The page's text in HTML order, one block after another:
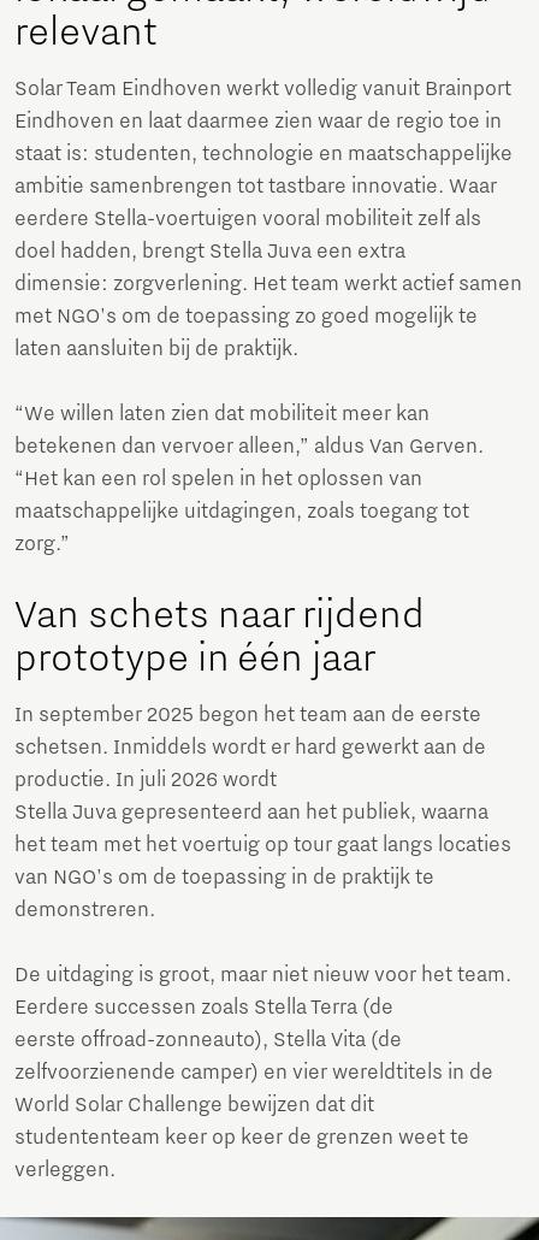
relevant
Solar Team Eindhoven werkt volledig vanuit Brainport
Eindhoven en laat daarmee zien waar de regio toe in
staat is: studenten, technologie en maatschappelijke
ambitie samenbrengen tot tastbare innovatie. Waar
eerdere Stella-voertuigen vooral mobiliteit zelf als
doel hadden, brengt Stella Juva een extra
dimensie: zorgverlening. Het team werkt actief samen
met NGO's om de toepassing zo goed mogelijk te
laten aansluiten bij de praktijk.
“We willen laten zien dat mobiliteit meer kan
betekenen dan vervoer alleen,” aldus Van Gerven.
“Het kan een rol spelen in het oplossen van
maatschappelijke uitdagingen, zoals toegang tot
zorg.”
Van schets naar rijdend
prototype in één jaar
In september 2025 begon het team aan de eerste
schetsen. Inmiddels wordt er hard gewerkt aan de
productie. In juli 2026 wordt
Stella Juva gepresenteerd aan het publiek, waarna
het team met het voertuig op tour gaat langs locaties
van NGO's om de toepassing in de praktijk te
demonstreren.
De uitdaging is groot, maar niet nieuw voor het team.
Eerdere successen zoals Stella Terra (de
eerste offroad-zonneauto), Stella Vita (de
zelfvoorzienende camper) en vier wereldtitels in de
World Solar Challenge bewijzen dat dit
studententeam keer op keer de grenzen weet te
verleggen.